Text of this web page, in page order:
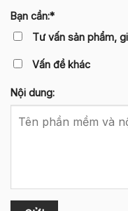
Bạn cần:*
Tư vấn sản phẩm,
Vấn đề khác
Nội dung: